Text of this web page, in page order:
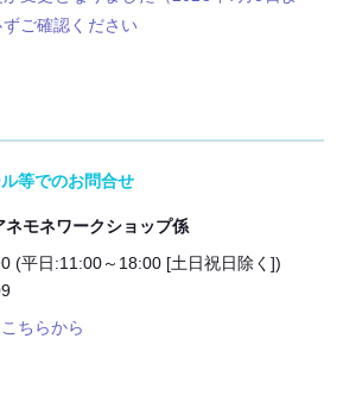
ご確認ください
等でのお問合せ
ネモネワークショップ係
(平日:11:00～18:00 [土日祝日除く])
ちらから